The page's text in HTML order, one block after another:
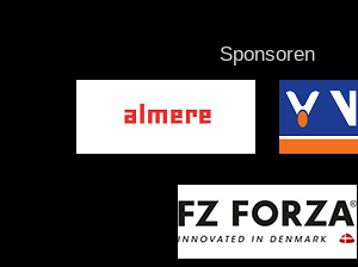
Sponsoren